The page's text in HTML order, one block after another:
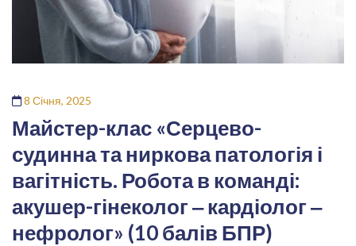
8 Січня, 2025
Майстер-клас «Серцево-
судинна та ниркова патологія і
вагітність. Робота в команді:
акушер-гінеколог ‒ кардіолог ‒
нефролог» (10 балів БПР)